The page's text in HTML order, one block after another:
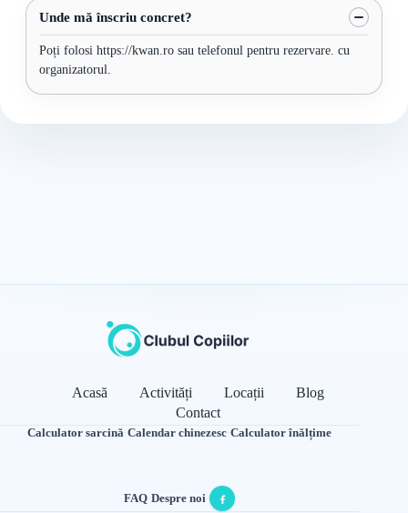
Unde mă înscriu concret?
Poți folosi https://kwan.ro sau telefonul pentru rezervare. cu
organizatorul.
Acasă Activități Locații
Blog
Contact
Calculator sarcină·Calendar chinezesc·Calculator înălțime
FAQ·Despre noi·